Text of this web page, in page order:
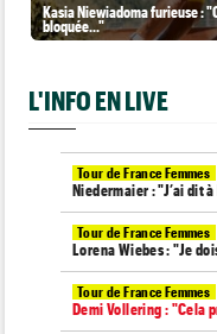
Kasia Niewiadoma furieuse :
bloquée..."
L'INFO EN LIVE
Tour de France Femmes
Niedermaier : "J’ai dit
Tour de France Femmes
Lorena Wiebes : "Je
Tour de France Femmes
Demi Vollering : "Cela